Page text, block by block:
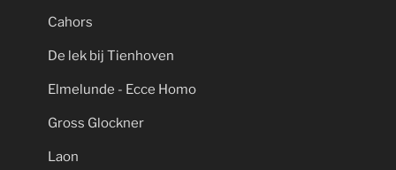
Cahors
De lek bij Tienhoven
Elmelunde - Ecce Homo
Gross Glockner
Laon